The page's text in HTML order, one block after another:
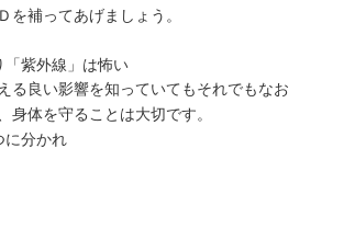
を補ってあげましょう。
「紫外線」は怖い
る良い影響を知っていてもそれでもなお
身体を守ることは大切です。
に分かれ